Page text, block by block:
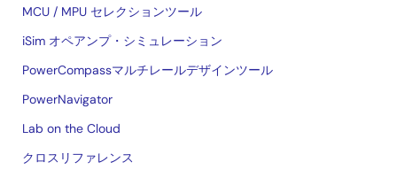
MCU / MPU セレクションツール
iSim オペアンプ・シミュレーション
PowerCompassマルチレールデザインツール
PowerNavigator
Lab on the Cloud
クロスリファレンス